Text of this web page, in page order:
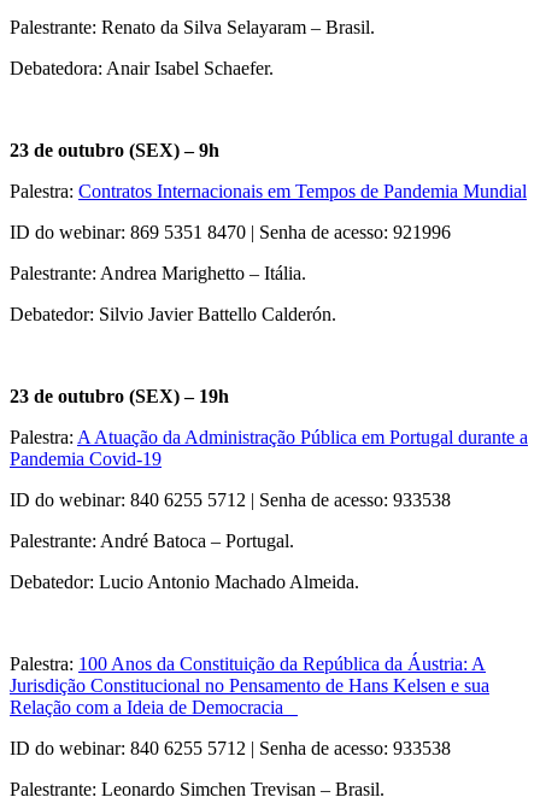
Palestrante: Renato da Silva Selayaram – Brasil.
Debatedora: Anair Isabel Schaefer.
23 de outubro (SEX) – 9h
Palestra: Contratos Internacionais em Tempos de Pandemia Mundial
ID do webinar: 869 5351 8470 | Senha de acesso: 921996
Palestrante: Andrea Marighetto – Itália.
Debatedor: Silvio Javier Battello Calderón.
23 de outubro (SEX) – 19h
Palestra: A Atuação da Administração Pública em Portugal durante a
Pandemia Covid-19
ID do webinar: 840 6255 5712 | Senha de acesso: 933538
Palestrante: André Batoca – Portugal.
Debatedor: Lucio Antonio Machado Almeida.
Palestra: 100 Anos da Constituição da República da Áustria: A
Jurisdição Constitucional no Pensamento de Hans Kelsen e sua
Relação com a Ideia de Democracia
ID do webinar: 840 6255 5712 | Senha de acesso: 933538
Palestrante: Leonardo Simchen Trevisan – Brasil.